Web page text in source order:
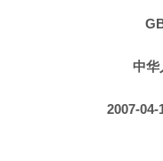
中华
2007-04-